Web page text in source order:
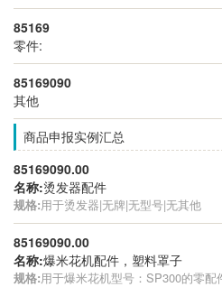
85169
零件:
85169090
其他
商品申报实例汇总
85169090.00
名称:烫发器配件
规格:用于烫发器|无牌|无型号|无其他
85169090.00
名称:爆米花机配件，塑料罩子
规格:用于爆米花机型号：SP300的零配